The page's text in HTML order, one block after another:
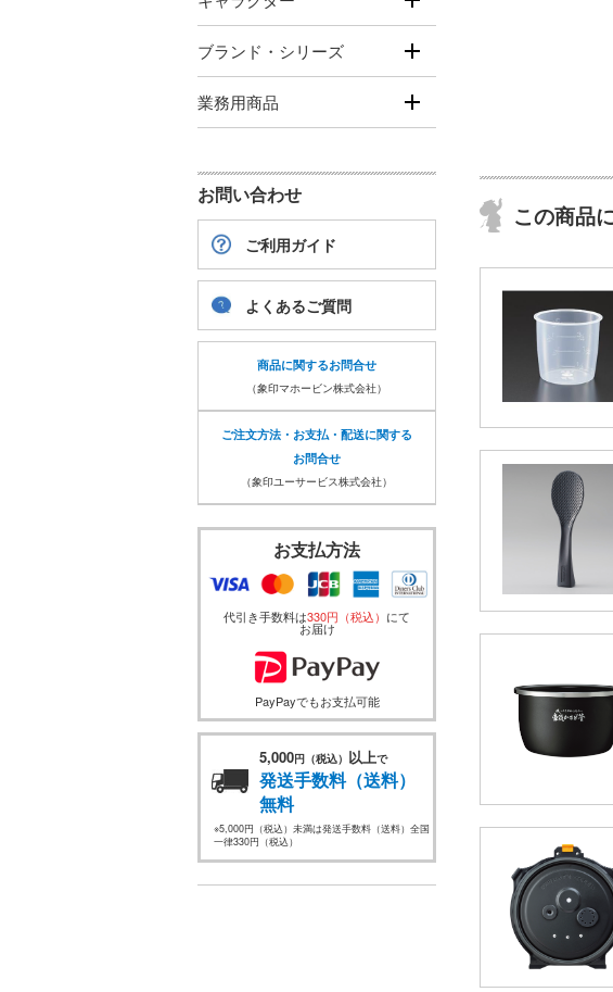
この商品
ブランド・シリーズ
業務用商品
お問い合わせ
ご利用ガイド
よくあるご質問
商品に関するお問合せ
（象印マホービン株式会社）
ご注文方法・お支払・配送に関する
お問合せ
（象印ユーサービス株式会社）
お支払方法
代引き手数料は330円（税込） にて
お届け
PayPayでもお支払可能
5,000円（税込） 以上で
発送手数料（送料）
無料
※5,000円（税込）未満は発送手数料（送料）全国
一律330円（税込）